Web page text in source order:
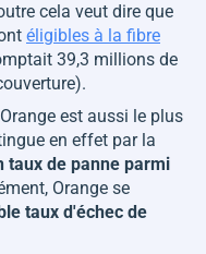
cela veut dire que
éligibles à la fibre
39,3 millions de
est aussi le plus
en effet par la
taux de panne parmi
Orange se
taux d'échec de